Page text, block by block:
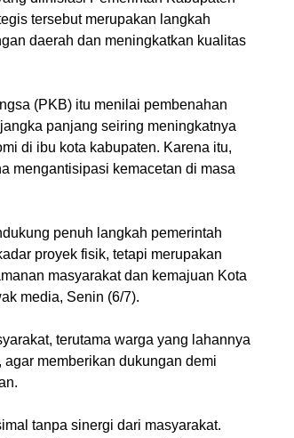
tersebut merupakan langkah
daerah dan meningkatkan kualitas
(PKB) itu menilai pembenahan
panjang seiring meningkatnya
di ibu kota kabupaten. Karena itu,
mengantisipasi kemacetan di masa
penuh langkah pemerintah
proyek fisik, tetapi merupakan
masyarakat dan kemajuan Kota
media, Senin (6/7).
terutama warga yang lahannya
memberikan dukungan demi
tanpa sinergi dari masyarakat.